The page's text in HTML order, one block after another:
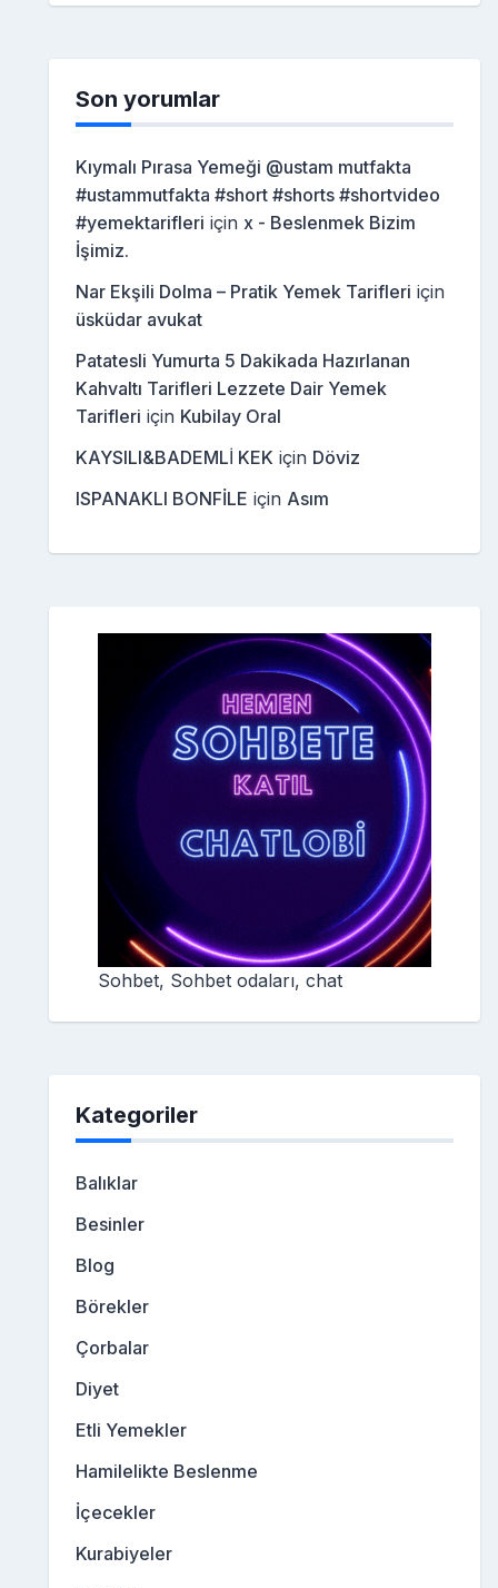
Son yorumlar
Kıymalı Pırasa Yemeği @ustam mutfakta
#ustammutfakta #short #shorts #shortvideo
#yemektarifleri için x - Beslenmek Bizim
İşimiz.
Nar Ekşili Dolma – Pratik Yemek Tarifleri için
üsküdar avukat
Patatesli Yumurta 5 Dakikada Hazırlanan
Kahvaltı Tarifleri Lezzete Dair Yemek
Tarifleri için Kubilay Oral
KAYSILI&BADEMLİ KEK için Döviz
ISPANAKLI BONFİLE için Asım
Sohbet, Sohbet odaları, chat
Kategoriler
Balıklar
Besinler
Blog
Börekler
Çorbalar
Diyet
Etli Yemekler
Hamilelikte Beslenme
İçecekler
Kurabiyeler